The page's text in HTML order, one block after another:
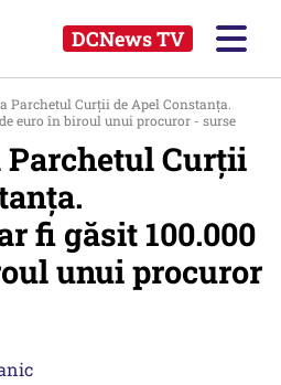
DCNews TV
Parchetul Curţii de Apel Constanţa.
euro în biroul unui procuror - surse
Curţii
fi găsit 100.000
unui procuror